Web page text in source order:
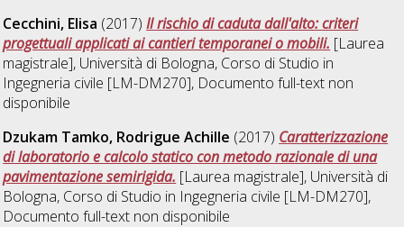
Cecchini, Elisa (2017)Il rischio di caduta dall'alto: criteri
progettuali applicati ai cantieri temporanei o mobili. [Laurea
magistrale], Università di Bologna, Corso di Studio in
Ingegneria civile [LM-DM270], Documento full-text non
disponibile
Dzukam Tamko, Rodrigue Achille (2017) Caratterizzazione
di laboratorio e calcolo statico con metodo razionale di una
pavimentazione semirigida. [Laurea magistrale], Università di
Bologna, Corso di Studio in Ingegneria civile [LM-DM270],
Documento full-text non disponibile